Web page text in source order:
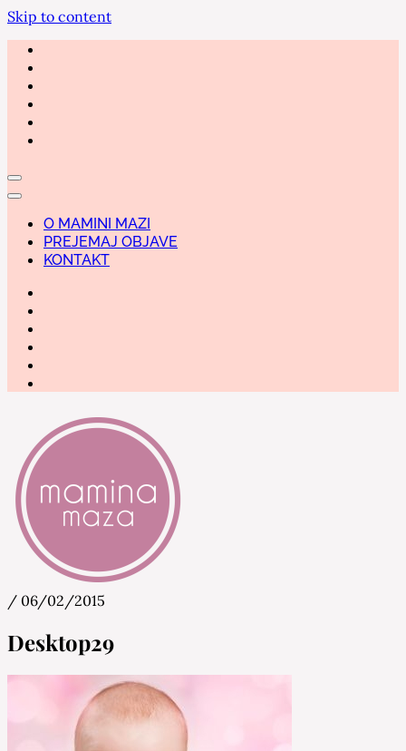
Skip to content
O MAMINI MAZI
PREJEMAJ OBJAVE
KONTAKT
Mamina Maza
/ 06/02/2015
Desktop29